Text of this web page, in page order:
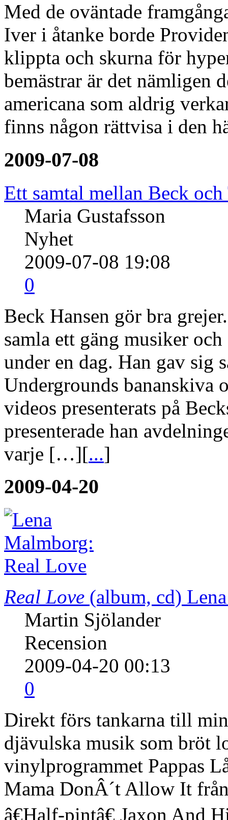
Med de oväntade
Iver i åtanke borde
klippta och skurna för
bemästrar är det nämligen
americana som aldrig
finns någon rättvisa i den
2009-07-08
Ett samtal mellan Beck
Maria Gustafsson
Nyhet
2009-07-08 19:08
0
Beck Hansen gör bra
samla ett gäng musiker
under en dag. Han gav sig
Undergrounds bananskiva
videos presenterats på
presenterade han
varje […][...]
2009-04-20
Real Love (album, cd)
Martin Sjölander
Recension
2009-04-20 00:13
0
Direkt förs tankarna till
djävulska musik som bröt
vinylprogrammet Pappas
Mama DonÂ´t Allow It
â€Half-pintâ€ Jaxon And